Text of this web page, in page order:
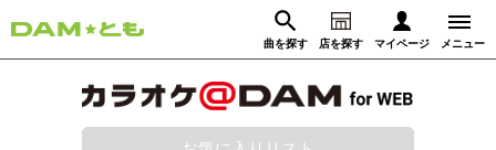
曲を探す 店を探す マイページ メニュー
ログイン